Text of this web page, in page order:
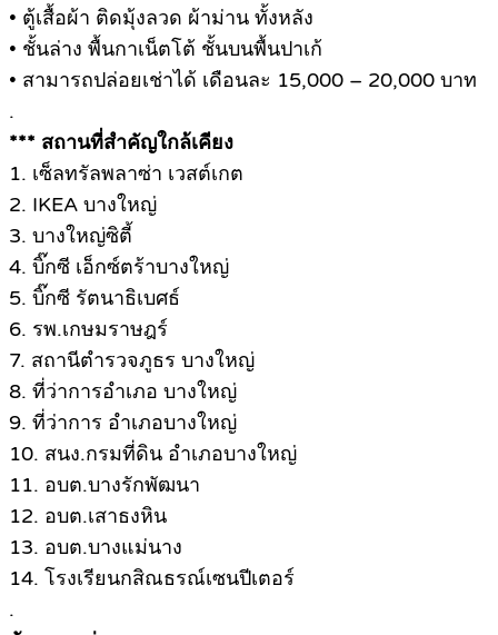
• ตู้เสื้อผ้า ติดมุ้งลวด ผ้าม่าน ทั้งหลัง
• ชั้นล่าง พื้นกาเน็ตโต้ ชั้นบนพื้นปาเก้
• สามารถปล่อยเช่าได้ เดือนละ 15,000 – 20,000 บาท
.
*** สถานที่สำคัญใกล้เคียง
1. เซ็ลทรัลพลาซ่า เวสต์เกต
2. IKEA บางใหญ่
3. บางใหญ่ซิตี้
4. บิ๊กซี เอ็กซ์ตร้าบางใหญ่
5. บิ๊กซี รัตนาธิเบศธ์
6. รพ.เกษมราษฎร์
7. สถานีตำรวจภูธร บางใหญ่
8. ที่ว่าการอำเภอ บางใหญ่
9. ที่ว่าการ อำเภอบางใหญ่
10. สนง.กรมที่ดิน อำเภอบางใหญ่
11. อบต.บางรักพัฒนา
12. อบต.เสาธงหิน
13. อบต.บางแม่นาง
14. โรงเรียนกสิณธรณ์เซนปีเตอร์
.